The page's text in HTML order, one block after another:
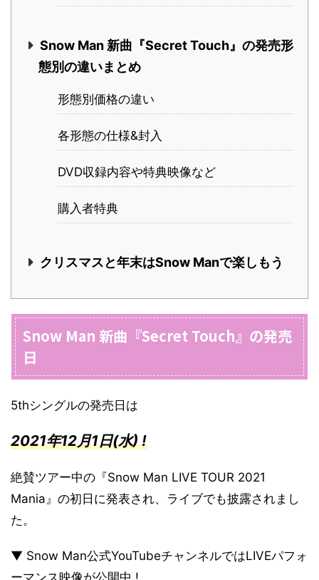
Snow Man 新曲『Secret Touch』の発売形
態別の違いまとめ
形態別価格の違い
各形態の仕様&封入
DVD収録内容や特典映像など
購入者特典
クリスマスと年末はSnow Manで楽しもう
Snow Man 新曲『Secret Touch』の発売
日
5thシングルの発売日は
2021年12月1日(水) !
絶賛ツアー中の『Snow Man LIVE TOUR 2021
Mania』の初日に発表され、ライブでも披露されまし
た。
▼ Snow Man公式YouTubeチャンネルではLIVEパフォ